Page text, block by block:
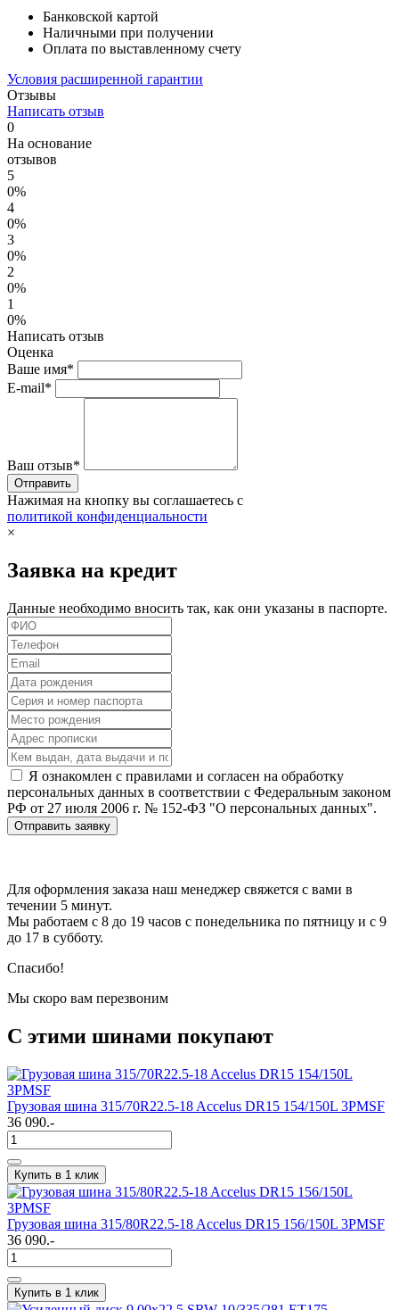
Банковской картой
Наличными при получении
Оплата по выставленному счету
Условия расширенной гарантии
Отзывы
Написать отзыв
0
На основание
отзывов
5
0%
4
0%
3
0%
2
0%
1
0%
Написать отзыв
Оценка
Ваше имя*
E-mail*
Ваш отзыв*
Нажимая на кнопку вы соглашаетесь с
политикой конфиденциальности
×
Заявка на кредит
Данные необходимо вносить так, как они указаны в паспорте.
Я ознакомлен с правилами и согласен на обработку
персональных данных в соответствии с Федеральным законом
РФ от 27 июля 2006 г. № 152-ФЗ "О персональных данных".
Отправить заявку
Для оформления заказа наш менеджер свяжется с вами в
течении 5 минут.
Мы работаем с 8 до 19 часов с понедельника по пятницу и с 9
до 17 в субботу.
Спасибо!
Мы скоро вам перезвоним
С этими шинами покупают
Грузовая шина 315/70R22.5-18 Accelus DR15 154/150L 3PMSF
36 090.-
Купить в 1 клик
Грузовая шина 315/80R22.5-18 Accelus DR15 156/150L 3PMSF
36 090.-
Купить в 1 клик